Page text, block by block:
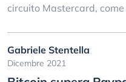
circuito Mastercard,
Gabriele Stentella
Dicembre 2021